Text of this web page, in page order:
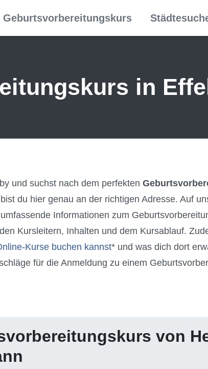
Geburtsvorbereitungskurs
in
und suchst nach dem perfekten
du hier genau an der richtigen Adresse. Auf
Informationen zum
Kursleitern, Inhalten und dem Kursablauf.
Kurse buchen kannst* und was dich dort
für die Anmeldung zu einem
von